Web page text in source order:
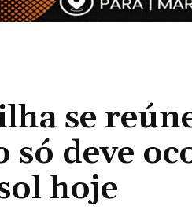
se
só deve
hoje